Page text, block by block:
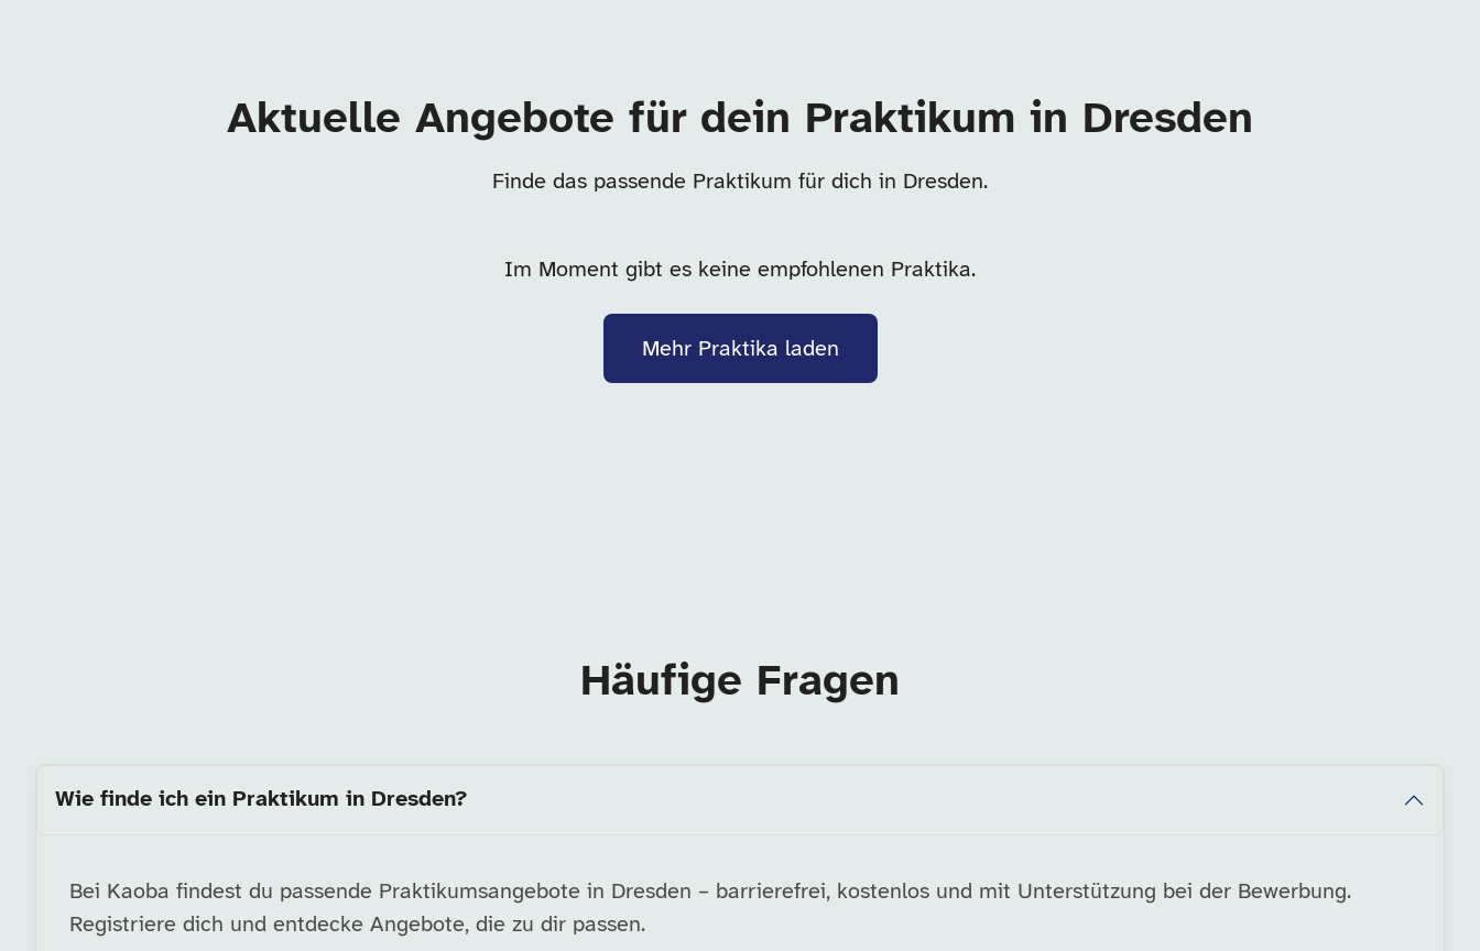
Aktuelle Angebote für dein Praktikum in Dresden
Finde das passende Praktikum für dich in Dresden.
Im Moment gibt es keine empfohlenen Praktika.
Mehr Praktika laden
Häufige Fragen
Wie finde ich ein Praktikum in Dresden?
Bei Kaoba findest du passende Praktikumsangebote in Dresden – barrierefrei, kostenlos und mit Unterstützung bei der Bewerbung.
Registriere dich und entdecke Angebote, die zu dir passen.